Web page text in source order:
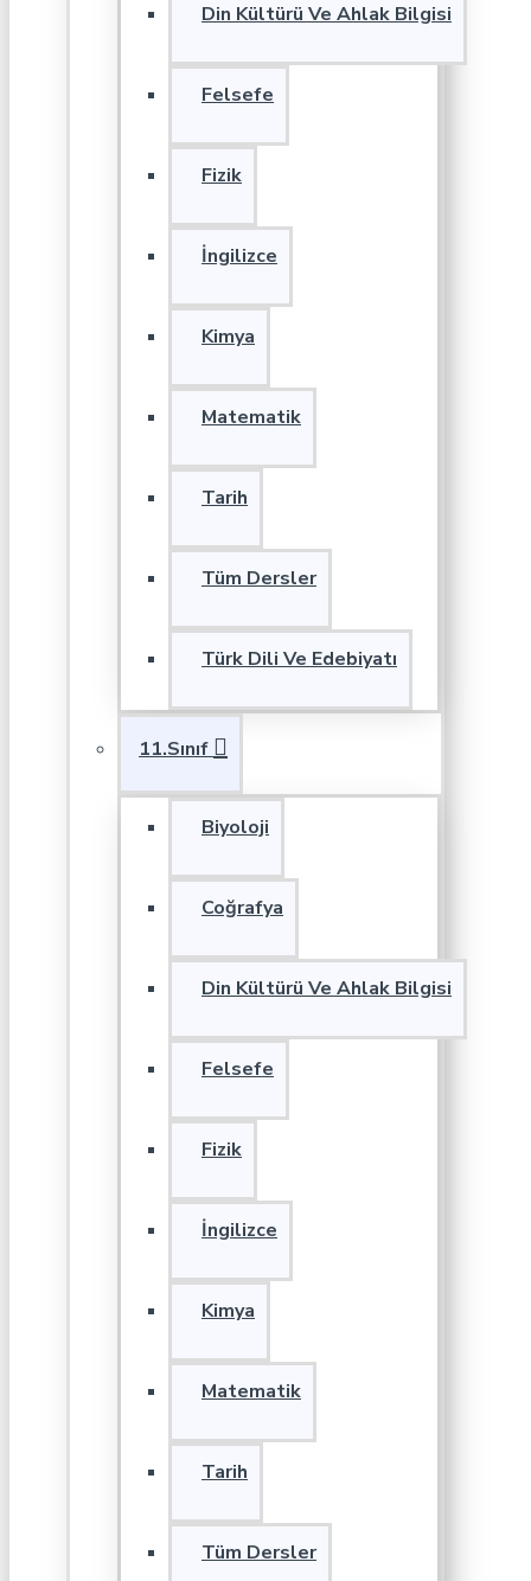
Din Kültürü Ve Ahlak Bilgisi
Felsefe
Fizik
İngilizce
Kimya
Matematik
Tarih
Tüm Dersler
Türk Dili Ve Edebiyatı
11.Sınıf
Biyoloji
Coğrafya
Din Kültürü Ve Ahlak Bilgisi
Felsefe
Fizik
İngilizce
Kimya
Matematik
Tarih
Tüm Dersler